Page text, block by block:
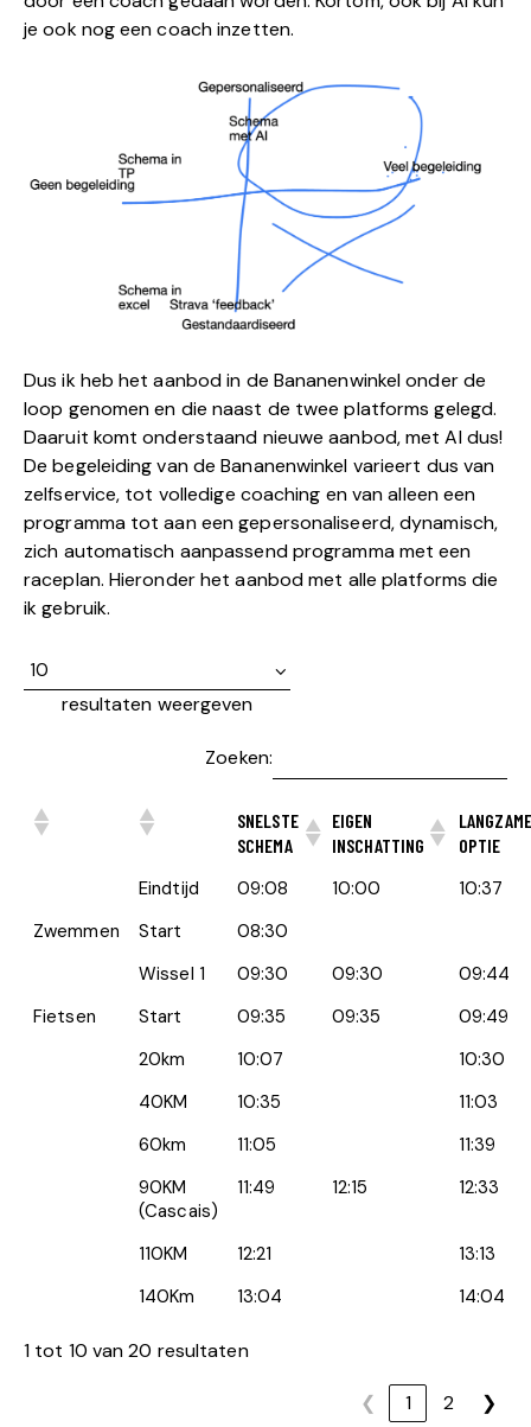
je ook nog een coach inzetten.
Dus ik heb het aanbod in de Bananenwinkel onder de
loop genomen en die naast de twee platforms gelegd.
Daaruit komt onderstaand nieuwe aanbod, met AI dus!
De begeleiding van de Bananenwinkel varieert dus van
zelfservice, tot volledige coaching en van alleen een
programma tot aan een gepersonaliseerd, dynamisch,
zich automatisch aanpassend programma met een
raceplan. Hieronder het aanbod met alle platforms die
ik gebruik.
resultaten weergeven
Zoeken:
SNELSTE
SCHEMA
EIGEN
INSCHATTING
LANGZAME
OPTIE
Eindtijd 09:08 10:00
10:37
Zwemmen
Start
08:30
Wissel 1
09:30 09:30
09:44
Fietsen
Start 09:35 09:35
09:49
20km
10:07
10:30
40KM
10:35
11:03
60km
11:05
11:39
90KM
(Cascais)
11:49 12:15 12:33
110KM 12:21
13:13
140Km
13:04 14:04
1 tot 10 van 20 resultaten
❮ 1 2 ❯